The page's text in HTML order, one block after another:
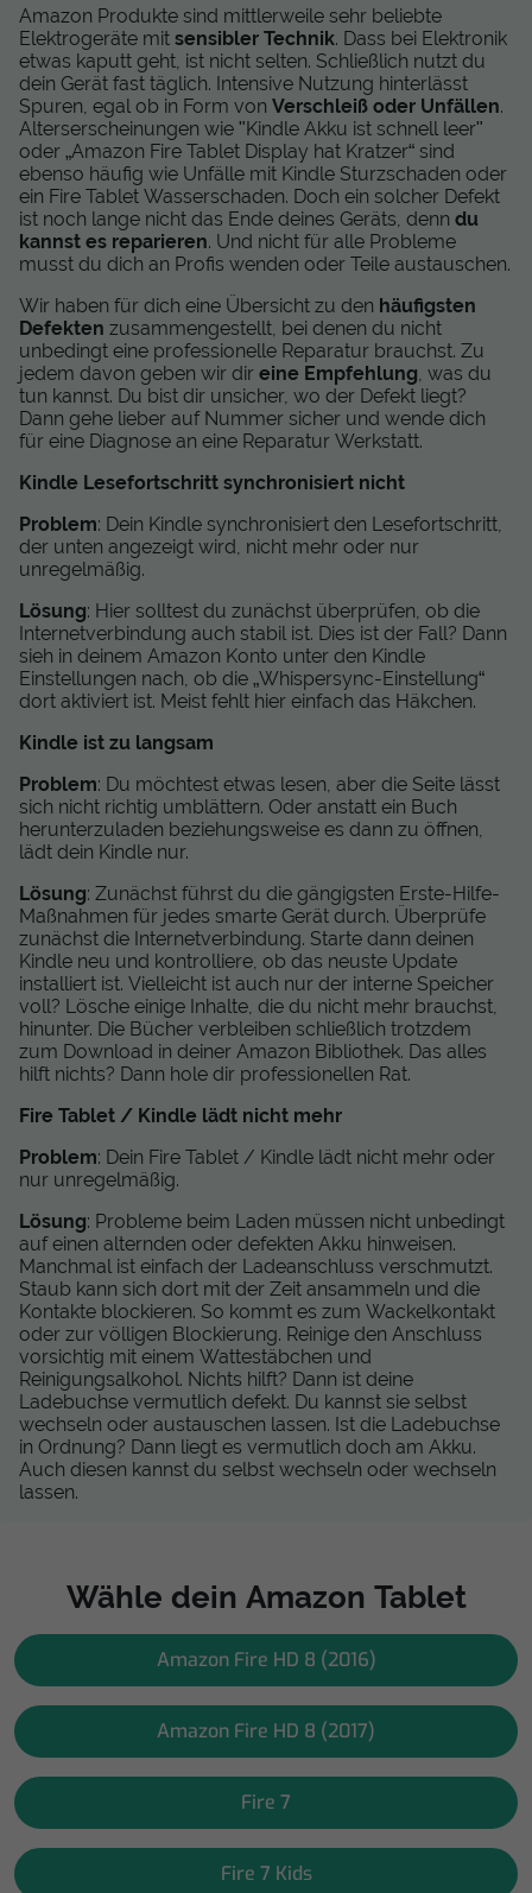
Amazon Produkte sind mittlerweile sehr beliebte
Elektrogeräte mit sensibler Technik. Dass bei Elektronik
etwas kaputt geht, ist nicht selten. Schließlich nutzt du
dein Gerät fast täglich. Intensive Nutzung hinterlässt
Spuren, egal ob in Form von Verschleiß oder Unfällen.
Alterserscheinungen wie "Kindle Akku ist schnell leer"
oder „Amazon Fire Tablet Display hat Kratzer“ sind
ebenso häufig wie Unfälle mit Kindle Sturzschaden oder
ein Fire Tablet Wasserschaden. Doch ein solcher Defekt
ist noch lange nicht das Ende deines Geräts, denn du
kannst es reparieren. Und nicht für alle Probleme
musst du dich an Profis wenden oder Teile austauschen.
Wir haben für dich eine Übersicht zu den häufigsten
Defekten zusammengestellt, bei denen du nicht
unbedingt eine professionelle Reparatur brauchst. Zu
jedem davon geben wir dir eine Empfehlung , was du
tun kannst. Du bist dir unsicher, wo der Defekt liegt?
Dann gehe lieber auf Nummer sicher und wende dich
für eine Diagnose an eine Reparatur Werkstatt.
Kindle Lesefortschritt synchronisiert nicht
Problem: Dein Kindle synchronisiert den Lesefortschritt,
der unten angezeigt wird, nicht mehr oder nur
unregelmäßig.
Lösung: Hier solltest du zunächst überprüfen, ob die
Internetverbindung auch stabil ist. Dies ist der Fall? Dann
sieh in deinem Amazon Konto unter den Kindle
Einstellungen nach, ob die „Whispersync-Einstellung“
dort aktiviert ist. Meist fehlt hier einfach das Häkchen.
Kindle ist zu langsam
Problem: Du möchtest etwas lesen, aber die Seite lässt
sich nicht richtig umblättern. Oder anstatt ein Buch
herunterzuladen beziehungsweise es dann zu öffnen,
lädt dein Kindle nur.
Lösung: Zunächst führst du die gängigsten Erste-Hilfe-
Maßnahmen für jedes smarte Gerät durch. Überprüfe
zunächst die Internetverbindung. Starte dann deinen
Kindle neu und kontrolliere, ob das neuste Update
installiert ist. Vielleicht ist auch nur der interne Speicher
voll? Lösche einige Inhalte, die du nicht mehr brauchst,
hinunter. Die Bücher verbleiben schließlich trotzdem
zum Download in deiner Amazon Bibliothek. Das alles
hilft nichts? Dann hole dir professionellen Rat.
Fire Tablet / Kindle lädt nicht mehr
Problem: Dein Fire Tablet / Kindle lädt nicht mehr oder
nur unregelmäßig.
Lösung: Probleme beim Laden müssen nicht unbedingt
auf einen alternden oder defekten Akku hinweisen.
Manchmal ist einfach der Ladeanschluss verschmutzt.
Staub kann sich dort mit der Zeit ansammeln und die
Kontakte blockieren. So kommt es zum Wackelkontakt
oder zur völligen Blockierung. Reinige den Anschluss
vorsichtig mit einem Wattestäbchen und
Reinigungsalkohol. Nichts hilft? Dann ist deine
Ladebuchse vermutlich defekt. Du kannst sie selbst
wechseln oder austauschen lassen. Ist die Ladebuchse
in Ordnung? Dann liegt es vermutlich doch am Akku.
Auch diesen kannst du selbst wechseln oder wechseln
lassen.
Wähle dein Amazon Tablet
Amazon Fire HD 8 (2016)
Amazon Fire HD 8 (2017)
Fire 7
Fire 7 Kids